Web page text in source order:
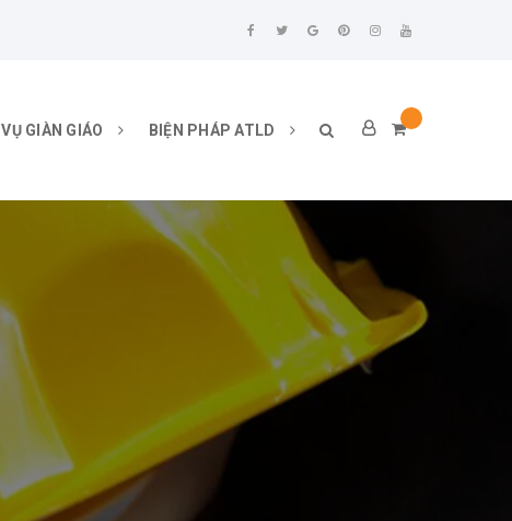
GIÀN GIÁO BIỆN PHÁP ATLD